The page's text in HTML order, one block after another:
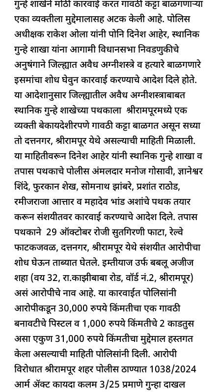
e
b
o
o
k
s
A
p
p
e
dI
n
a
d
s
g
ra
m
e
गुन्हे शाखेने मोठी कारवाई करत गावठी कट्टा बाळगणाऱ्या
एका व्यक्तीला मुद्देमालासह अटक केली आहे. पोलिस
अधीक्षक राकेश ओला यांनी पोनि दिनेश आहेर, स्थानिक
गुन्हे शाखा यांना आगामी विधानसभा निवडणुकीचे
अनुषंगाने जिल्ह्यात अवैध अग्नीशस्त्रे व हत्यारे बाळगणारे
इसमांचा शोध घेवुन कारवाई करण्याचे आदेश दिले होते.
या आदेशानुसार जिल्ह्यातील अवैध अग्नीशस्त्राबाबत
स्थानिक गुन्हे शाखेच्या पथकाला श्रीरामपूरमध्ये एक
व्यक्ती बेकायदेशीरपणे गावठी कट्टा बाळगत असून सध्या
तो दत्तनगर, श्रीरामपूर येथे असल्याची माहिती मिळाली.
या माहितीवरून दिनेश आहेर यांनी स्थानिक गुन्हे शाखा व
तपास पथकाचे पोलीस अंमलदार मनोज गोसावी, ज्ञानेश्वर
शिंदे, फुरकान शेख, सोमनाथ झांबरे, प्रशांत राठोड,
रमीजराजा आत्तार व महादेव भांड अशांचे पथक तयार
करून संशयीतवर कारवाई करण्याचे आदेश दिले. तपास
पथकाने 29 ऑक्टोबर रोजी सुतगिरणी फाटा, रेल्वे
फाटकजवळ, दत्तनगर, श्रीरामपूर येथे संशयीत आरोपीचा
शोध घेऊन ताब्यात घेतले. इम्तीयाज उर्फ बबलू अजीज
शहा (वय 32, रा.काझीबाबा रोड, वॉर्ड नं.2, श्रीरामपूर)
असं आरोपीचे नाव आहे. या कारवाईत पोलिसांनी
आरोपीकडून 30,000 रुपये किंमतीचा एक गावठी
बनावटीचे पिस्टल व 1,000 रुपये किंमतीचे 2 काडतुस
असा एकुण 31,000 रुपये किंमतीचा मुद्देमाल हस्तगत
केला असल्याची माहिती पोलिसांनी दिली. आरोपी
विरोधात श्रीरामपूर शहर पोलीस ठाण्यात 1038/2024
आर्म ॲक्ट कायदा कलम 3/25 प्रमाणे गुन्हा दाखल
इसम
मुद्देमालासह
जेरबंद